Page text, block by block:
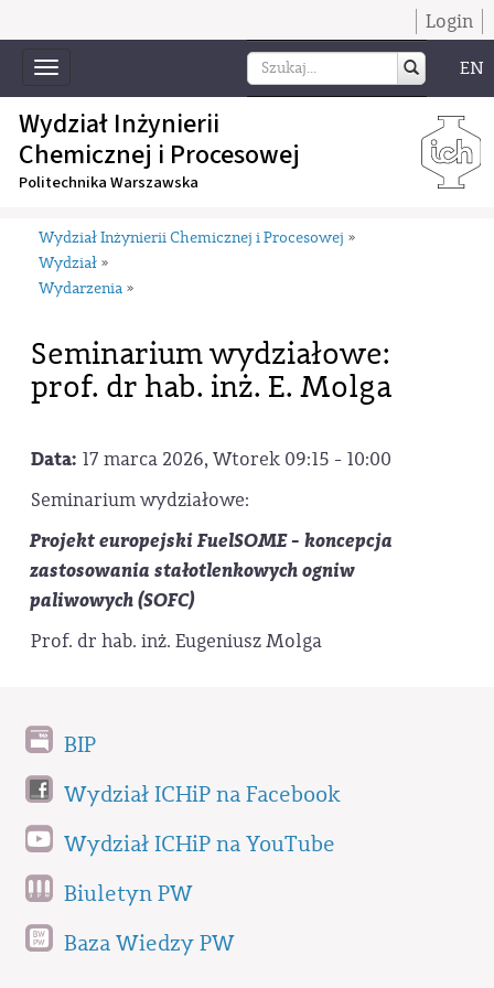
Login
Toggle
navigation
EN
Wydział Inżynierii
Chemicznej i Procesowej
Politechnika Warszawska
Wydział Inżynierii Chemicznej i Procesowej »
Wydział »
Wydarzenia »
Seminarium wydziałowe:
prof. dr hab. inż. E. Molga
Data: 17 marca 2026, Wtorek 09:15 - 10:00
Seminarium wydziałowe:
Projekt europejski FuelSOME - koncepcja
zastosowania stałotlenkowych ogniw
paliwowych (SOFC)
Prof. dr hab. inż. Eugeniusz Molga
BIP
Wydział ICHiP na Facebook
Wydział ICHiP na YouTube
Biuletyn PW
Baza Wiedzy PW